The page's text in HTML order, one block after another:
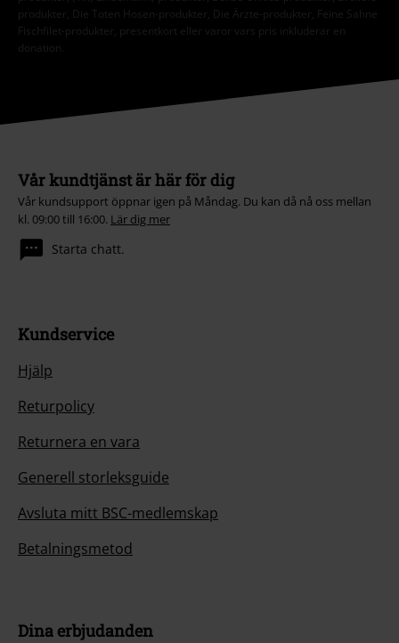
produkter, Die Toten Hosen-produkter, Die Ärzte-produkter, Feine Sahne
Fischfilet-produkter, presentkort eller varor vars pris inkluderar en
donation.
Vår kundtjänst är här för dig
Vår kundsupport öppnar igen på Måndag. Du kan då nå oss mellan
kl. 09:00 till 16:00. Lär dig mer
Starta chatt.
Kundservice
Hjälp
Returpolicy
Returnera en vara
Generell storleksguide
Avsluta mitt BSC-medlemskap
Betalningsmetod
Dina erbjudanden